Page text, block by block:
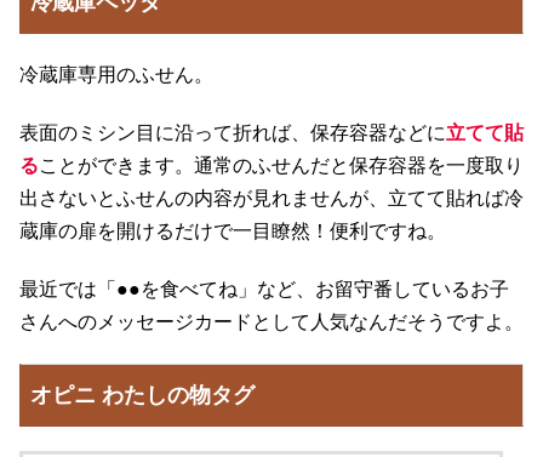
冷蔵庫専用のふせん。
表面のミシン目に沿って折れば、保存容器などに立てて貼
ることができます。通常のふせんだと保存容器を一度取り
出さないとふせんの内容が見れませんが、立てて貼れば冷
蔵庫の扉を開けるだけで一目瞭然！便利ですね。
最近では「●●を食べてね」など、お留守番しているお子
さんへのメッセージカードとして人気なんだそうですよ。
オピニ わたしの物タグ